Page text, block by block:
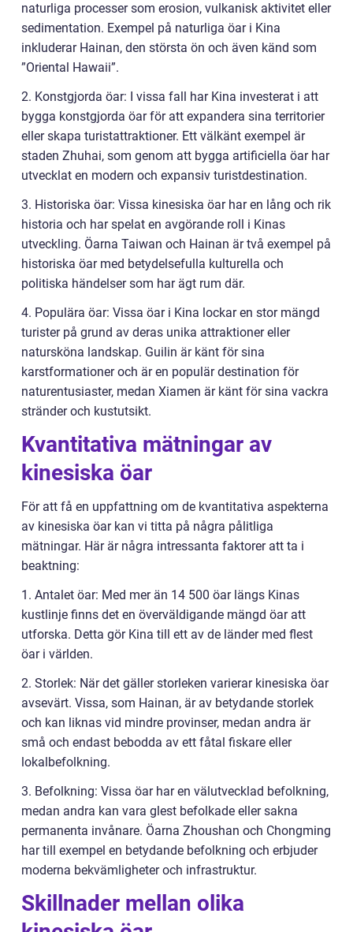
naturliga processer som erosion, vulkanisk aktivitet eller
sedimentation. Exempel på naturliga öar i Kina
inkluderar Hainan, den största ön och även känd som
”Oriental Hawaii”.
2. Konstgjorda öar: I vissa fall har Kina investerat i att
bygga konstgjorda öar för att expandera sina territorier
eller skapa turistattraktioner. Ett välkänt exempel är
staden Zhuhai, som genom att bygga artificiella öar har
utvecklat en modern och expansiv turistdestination.
3. Historiska öar: Vissa kinesiska öar har en lång och rik
historia och har spelat en avgörande roll i Kinas
utveckling. Öarna Taiwan och Hainan är två exempel på
historiska öar med betydelsefulla kulturella och
politiska händelser som har ägt rum där.
4. Populära öar: Vissa öar i Kina lockar en stor mängd
turister på grund av deras unika attraktioner eller
natursköna landskap. Guilin är känt för sina
karstformationer och är en populär destination för
naturentusiaster, medan Xiamen är känt för sina vackra
stränder och kustutsikt.
Kvantitativa mätningar av
kinesiska öar
För att få en uppfattning om de kvantitativa aspekterna
av kinesiska öar kan vi titta på några pålitliga
mätningar. Här är några intressanta faktorer att ta i
beaktning:
1. Antalet öar: Med mer än 14 500 öar längs Kinas
kustlinje finns det en överväldigande mängd öar att
utforska. Detta gör Kina till ett av de länder med flest
öar i världen.
2. Storlek: När det gäller storleken varierar kinesiska öar
avsevärt. Vissa, som Hainan, är av betydande storlek
och kan liknas vid mindre provinser, medan andra är
små och endast bebodda av ett fåtal fiskare eller
lokalbefolkning.
3. Befolkning: Vissa öar har en välutvecklad befolkning,
medan andra kan vara glest befolkade eller sakna
permanenta invånare. Öarna Zhoushan och Chongming
har till exempel en betydande befolkning och erbjuder
moderna bekvämligheter och infrastruktur.
Skillnader mellan olika